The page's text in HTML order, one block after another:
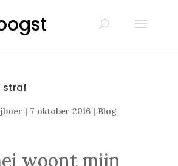
straf
| 7 oktober 2016| Blog
woont mijn